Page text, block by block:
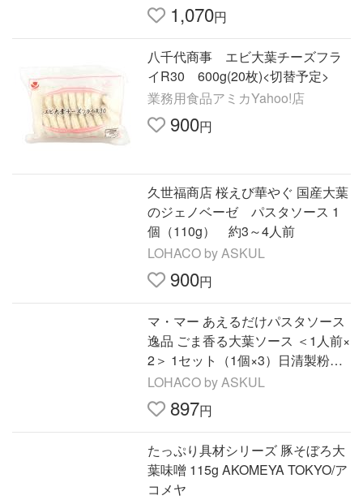
1,070円
八千代商事 エビ大葉チーズフラ
イR30 600g(20枚)<切替予定>
業務用食品アミカYahoo!店
900円
久世福商店 桜えび華やぐ 国産大葉
のジェノベーゼ パスタソース 1
個（110g） 約3～4人前
LOHACO by ASKUL
900円
マ・マー あえるだけパスタソース
逸品 ごま香る大葉ソース ＜1人前×
2＞ 1セット（1個×3）日清製粉ウ
ェルナ
LOHACO by ASKUL
897円
たっぷり具材シリーズ 豚そぼろ大
葉味噌 115g AKOMEYA TOKYO/ア
コメヤ